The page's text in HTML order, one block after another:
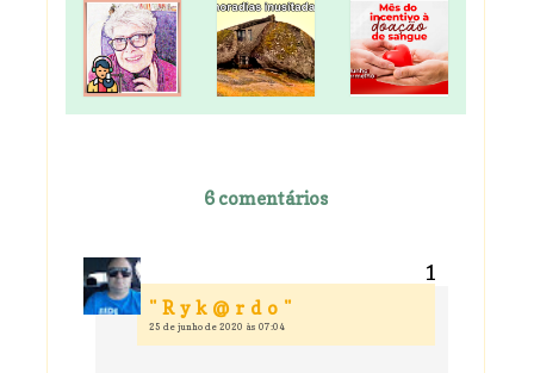
6 comentários
" R y k @ r d o "
25 de junho de 2020 às 07:04